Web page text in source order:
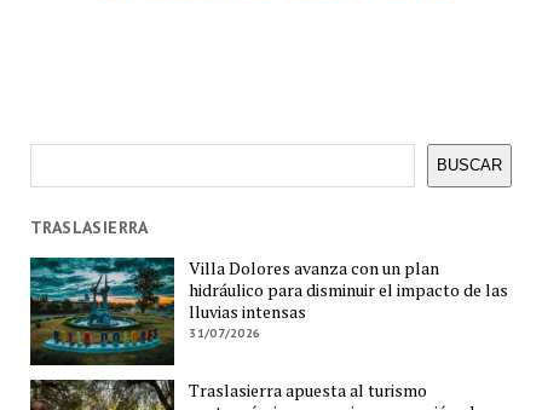
BUSCAR
TRASLASIERRA
Villa Dolores avanza con un plan
hidráulico para disminuir el impacto de las
lluvias intensas
31/07/2026
Traslasierra apuesta al turismo